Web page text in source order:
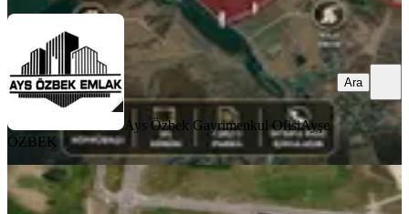
Ays Özbek Gayrimenkul OfisiAyşe
ÖZBEK
Ara
Kayapinar Talaytepede İmarli İrfazli